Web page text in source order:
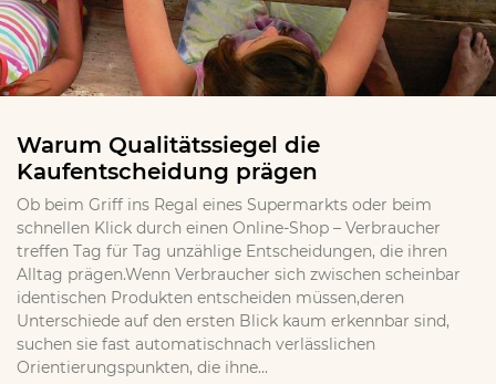
Warum Qualitätssiegel die
Kaufentscheidung prägen
Ob beim Griff ins Regal eines Supermarkts oder beim
schnellen Klick durch einen Online-Shop – Verbraucher
treffen Tag für Tag unzählige Entscheidungen, die ihren
Alltag prägen.Wenn Verbraucher sich zwischen scheinbar
identischen Produkten entscheiden müssen,deren
Unterschiede auf den ersten Blick kaum erkennbar sind,
suchen sie fast automatischnach verlässlichen
Orientierungspunkten, die ihne...